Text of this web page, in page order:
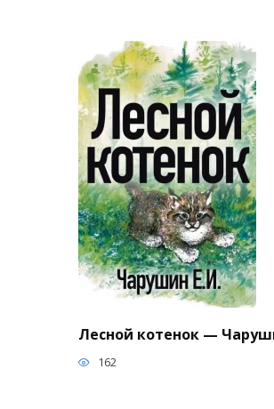
Лесной котенок —
162